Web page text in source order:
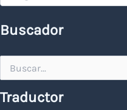
Buscador
por:
Traductor